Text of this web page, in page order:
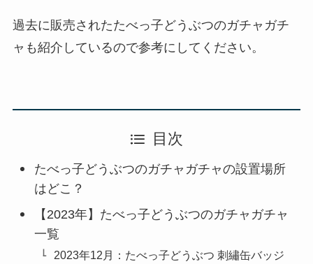
過去に販売されたたべっ子どうぶつのガチャガチ
ャも紹介しているので参考にしてください。
目次
たべっ子どうぶつのガチャガチャの設置場所
はどこ？
【2023年】たべっ子どうぶつのガチャガチャ
一覧
2023年12月：たべっ子どうぶつ 刺繡缶バッジ